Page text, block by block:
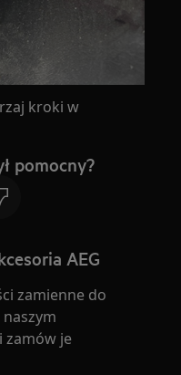
kroki w
pomocny?
AEG
zamienne do
zamów je